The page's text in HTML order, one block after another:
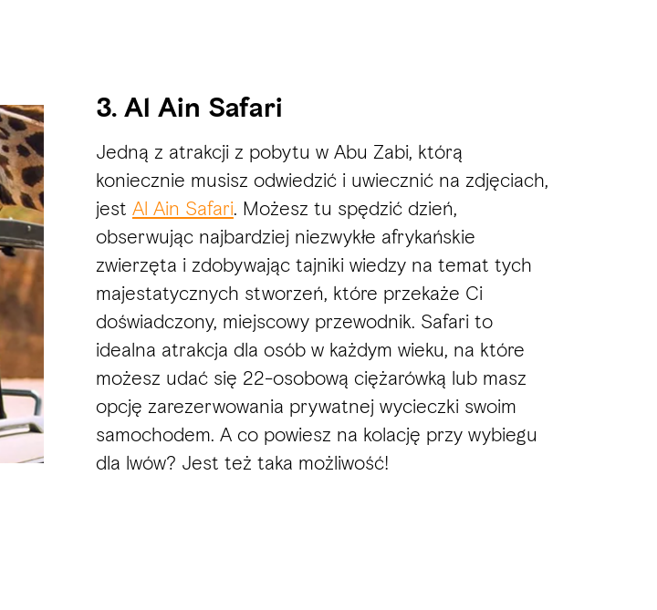
3. Al Ain Safari
Jedną z atrakcji z pobytu w Abu Zabi, którą
koniecznie musisz odwiedzić i uwiecznić na zdjęciach,
jest Al Ain Safari. Możesz tu spędzić dzień,
obserwując najbardziej niezwykłe afrykańskie
zwierzęta i zdobywając tajniki wiedzy na temat tych
majestatycznych stworzeń, które przekaże Ci
doświadczony, miejscowy przewodnik. Safari to
idealna atrakcja dla osób w każdym wieku, na które
możesz udać się 22-osobową ciężarówką lub masz
opcję zarezerwowania prywatnej wycieczki swoim
samochodem. A co powiesz na kolację przy wybiegu
dla lwów? Jest też taka możliwość!